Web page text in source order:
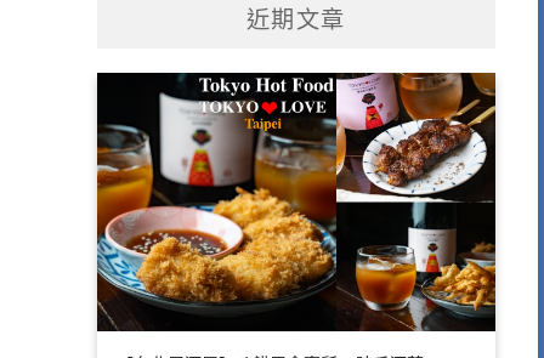
近期文章